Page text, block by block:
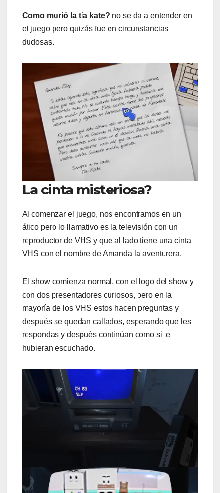
Como murió la tía kate? no se da a entender en
el juego pero quizás fue en circunstancias
dudosas.
La cinta misteriosa?
Al comenzar el juego, nos encontramos en un
ático pero lo llamativo es la televisión con un
reproductor de VHS y que al lado tiene una cinta
VHS con el nombre de Amanda la aventurera.
El show comienza normal, con el logo del show y
con dos presentadores curiosos, pero en la
mayoría de los VHS estos hacen preguntas y
después se quedan callados, esperando que les
respondas y después continúan como si te
hubieran escuchado.